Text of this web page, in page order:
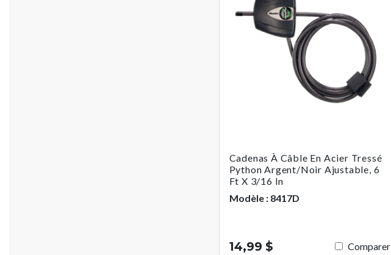
Cadenas À Câble En Acier Tressé
Python Argent/noir Ajustable, 6
Ft X 3/16 In
Modèle : 8417D
14,99 $ Comparer